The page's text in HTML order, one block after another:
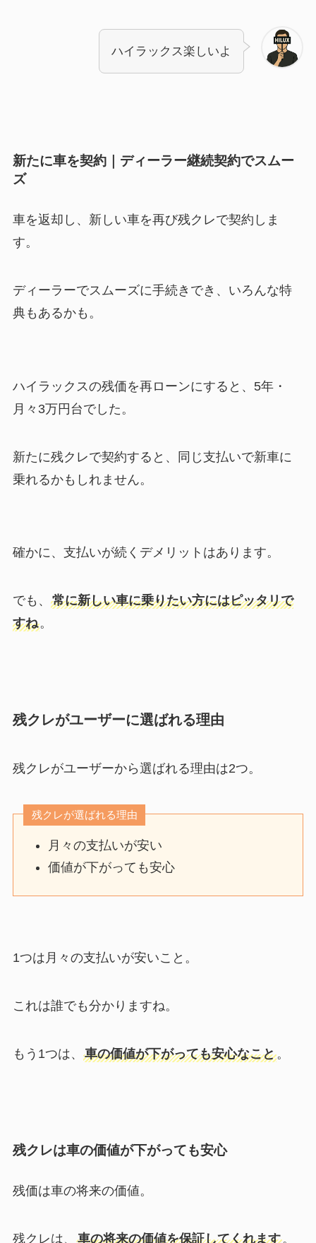
ハイラックス楽しいよ
新たに車を契約｜ディーラー継続契約でスムー
ズ
車を返却し、新しい車を再び残クレで契約しま
す。
ディーラーでスムーズに手続きでき、いろんな特
典もあるかも。
ハイラックスの残価を再ローンにすると、5年・
月々3万円台でした。
新たに残クレで契約すると、同じ支払いで新車に
乗れるかもしれません。
確かに、支払いが続くデメリットはあります。
でも、 常に新しい車に乗りたい方にはピッタリで
すね。
残クレがユーザーに選ばれる理由
残クレがユーザーから選ばれる理由は2つ。
残クレが選ばれる理由
月々の支払いが安い
価値が下がっても安心
1つは月々の支払いが安いこと。
これは誰でも分かりますね。
もう1つは、 車の価値が下がっても安心なこと。
残クレは車の価値が下がっても安心
残価は車の将来の価値。
残クレは、 車の将来の価値を保証してくれます。